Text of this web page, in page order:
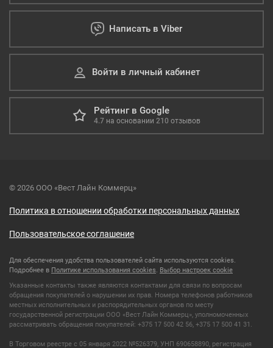
Написать в Viber
Войти в личный кабинет
Рейтинг в Google
4.7 на основании 210 отзывов
© 2026 ООО «Вест Лайн Коммерц»
Политика в отношении обработки персональных данных
Пользовательское соглашение
Для обеспечения удобства пользователей сайта используются cookies.
Подробнее в Политике использования cookies. Выбор настроек cookie
Указанные контакты также являются контактами для связи по вопросам
обращения покупателей о нарушении их прав. Номера телефонов работников
местных исполнительных и распорядительных органов по месту
государственной регистрации ООО «Вест Лайн Коммерц», уполномоченных
рассматривать обращения покупателей: +375 17 500 42 56, +375 17 500 41 31.
В Торговом реестре с 05 января 2022 №526379, УНП 690658890, регистрация